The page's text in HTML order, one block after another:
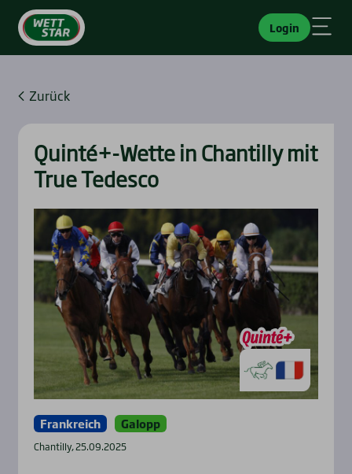
Login
Zurück
Quinté+-Wette in Chan­til­ly mit
True Tedes­co
Frankreich Galopp
Chantilly, 25.09.2025